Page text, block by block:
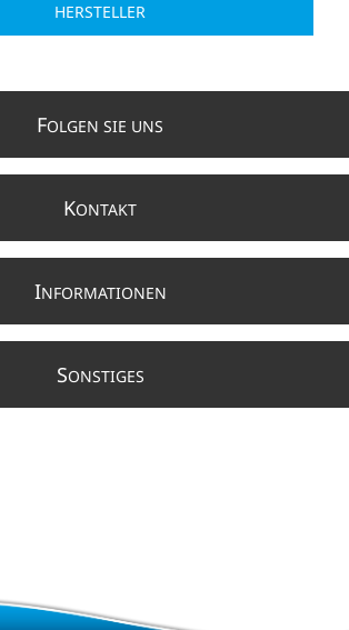
HERSTELLER
FOLGEN SIE UNS
KONTAKT
INFORMATIONEN
SONSTIGES